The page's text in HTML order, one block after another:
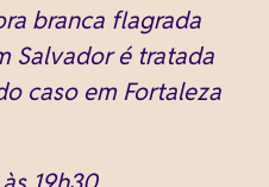
branca flagrada
Salvador é tratada
caso em Fortaleza